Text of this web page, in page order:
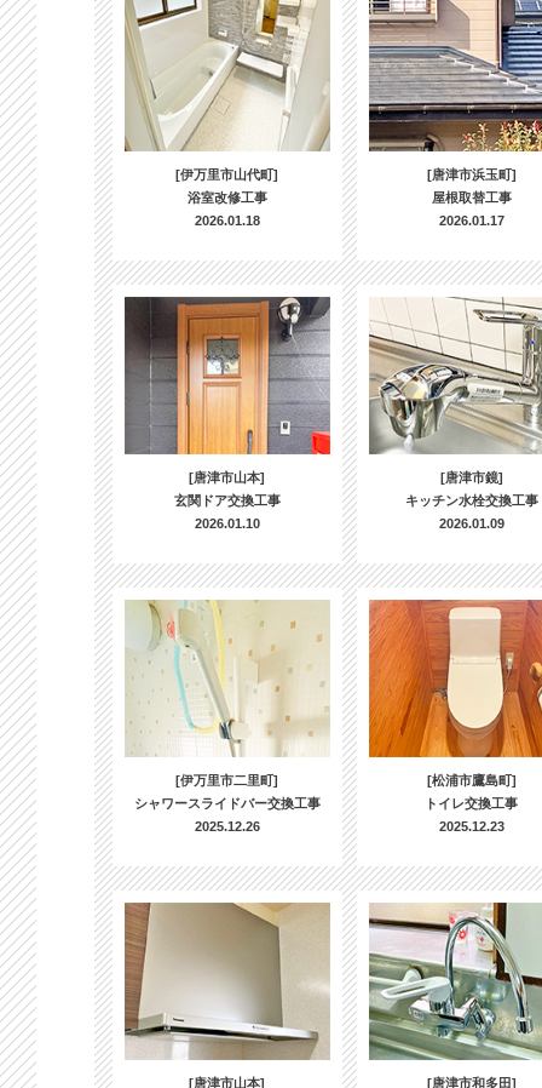
[伊万里市山代町]
浴室改修工事
2026.01.18
[唐津市浜玉町]
屋根取替工事
2026.01.17
[唐津市山本]
玄関ドア交換工事
2026.01.10
[唐津市鏡]
キッチン水栓交換工事
2026.01.09
[伊万里市二里町]
シャワースライドバー交換工事
2025.12.26
[松浦市鷹島町]
トイレ交換工事
2025.12.23
[唐津市山本]
[唐津市和多田]